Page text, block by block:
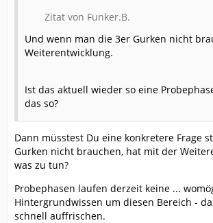
Zitat von Funker.B.
Und wenn man die 3er Gurken nicht
Weiterentwicklung.
Ist das aktuell wieder so eine
das so?
Dann müsstest Du eine konkretere Frage
Gurken nicht brauchen, hat mit der
was zu tun?
Probephasen laufen derzeit keine ...
Hintergrundwissen um diesen Bereich -
schnell auffrischen.